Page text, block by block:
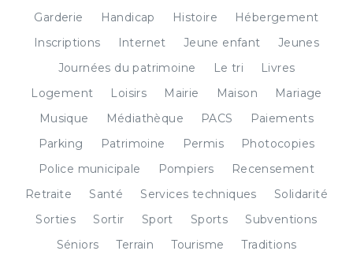
Garderie
Handicap Histoire
Hébergement
Inscriptions
Internet Jeune enfant
Jeunes
Journées du patrimoine
Le tri
Livres
Logement
Loisirs Mairie Maison
Mariage
Musique
Médiathèque PACS
Paiements
Parking
Patrimoine Permis
Photocopies
Police municipale
Pompiers
Recensement
Retraite
Santé Services techniques
Solidarité
Sorties
Sortir Sport Sports
Subventions
Séniors
Terrain Tourisme
Traditions